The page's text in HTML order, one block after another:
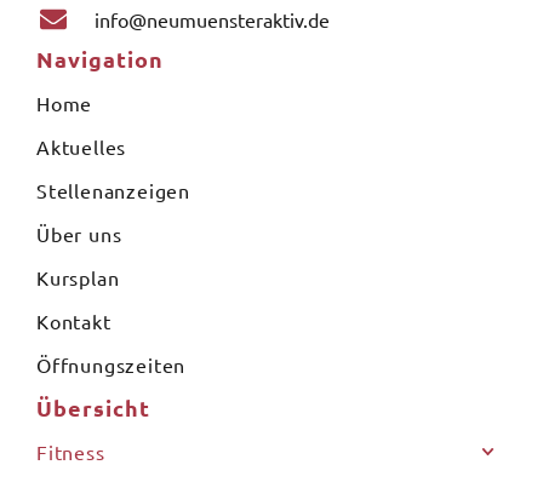
info@neumuensteraktiv.de
Navigation
Home
Aktuelles
Stellenanzeigen
Über uns
Kursplan
Kontakt
Öffnungszeiten
Übersicht
Fitness